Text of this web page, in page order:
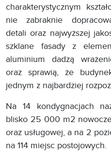
charakterystycznym
nie zabraknie
detali oraz najwyższej
szklane fasady z
aluminium dadzą
oraz sprawią, że
jednym z najbardziej
Na 14 kondygnacjach
blisko 25 000 m2
oraz usługowej, a na 2
na 114 miejsc postojowych.